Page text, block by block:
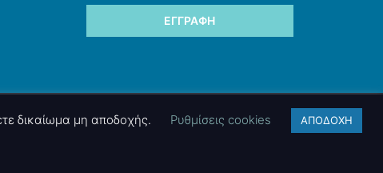
ΕΓΓΡΑΦΉ
δικαίωμα μη αποδοχής. Ρυθμίσεις cookies ΑΠΟΔΟΧΗ